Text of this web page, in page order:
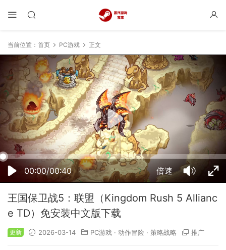
当前位置： 首页 PC游戏 正文
00:00/00:40 倍速
50% 75% 100%
王国保卫战5：联盟（Kingdom Rush 5 Allianc
e TD）免安装中文版下载
更新 2026-03-14 PC游戏 · 动作冒险 · 策略战略 推广